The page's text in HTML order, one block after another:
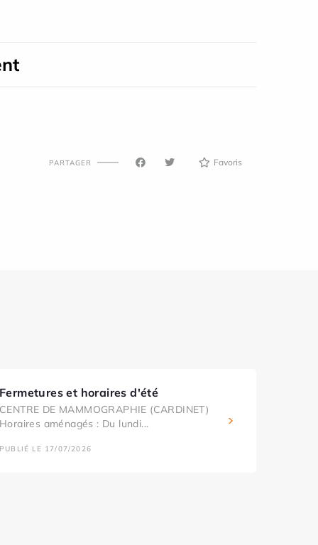
PARTAGER Favoris
Fermetures et horaires d'été
CENTRE DE MAMMOGRAPHIE (CARDINET)
Horaires aménagés : Du lundi...
PUBLIÉ LE 17/07/2026